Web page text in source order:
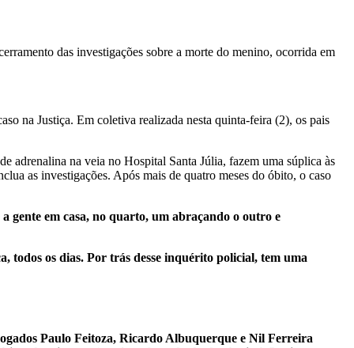
das investigações sobre a morte do menino, ocorrida em
na Justiça. Em coletiva realizada nesta quinta-feira (2), os pais
adrenalina na veia no Hospital Santa Júlia, fazem uma súplica às
as investigações. Após mais de quatro meses do óbito, o caso
gente em casa, no quarto, um abraçando o outro e
todos os dias. Por trás desse inquérito policial, tem uma
Paulo Feitoza, Ricardo Albuquerque e Nil Ferreira